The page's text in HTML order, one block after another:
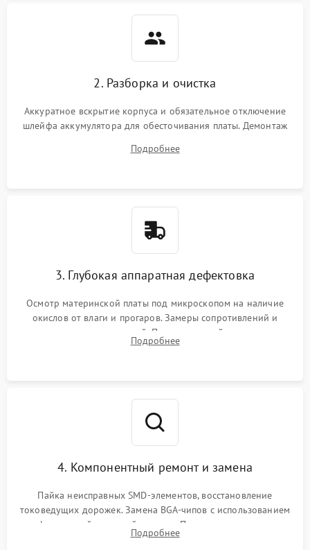
2. Разборка и очистка
Аккуратное вскрытие корпуса и обязательное отключение
шлейфа аккумулятора для обесточивания платы. Демонтаж
высохшей термопасты с кристаллов чипов.
Подробнее
3. Глубокая аппаратная дефектовка
Осмотр материнской платы под микроскопом на наличие
окислов от влаги и прогаров. Замеры сопротивлений и
дежурных напряжений. Проверка цепей питания,
мультиконтроллера, процессора и видеочипа.
Подробнее
4. Компонентный ремонт и замена
Пайка неисправных SMD-элементов, восстановление
токоведущих дорожек. Замена BGA-чипов с использованием
инфракрасной паяльной станции. Прошивка микросхемы
BIOS или замена поврежденных портов USB
Подробнее